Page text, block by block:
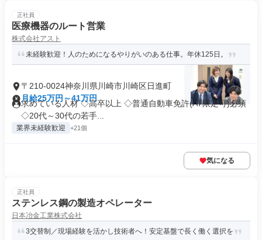
正社員
医療機器のルート営業
株式会社アスト
未経験歓迎！人のためになるやりがいのある仕事。年休125日。
〒210-0024神奈川県川崎市川崎区日進町
月給25万円～41万円
求めている人材 ◇高卒以上 ◇普通自動車免許(AT限定可)必須
◇20代～30代の若手...
業界未経験歓迎 +21個
気になる
正社員
ステンレス鋼の製造オペレーター
日本冶金工業株式会社
3交替制／現場経験を活かし技術者へ！安定基盤で長く働く選択を